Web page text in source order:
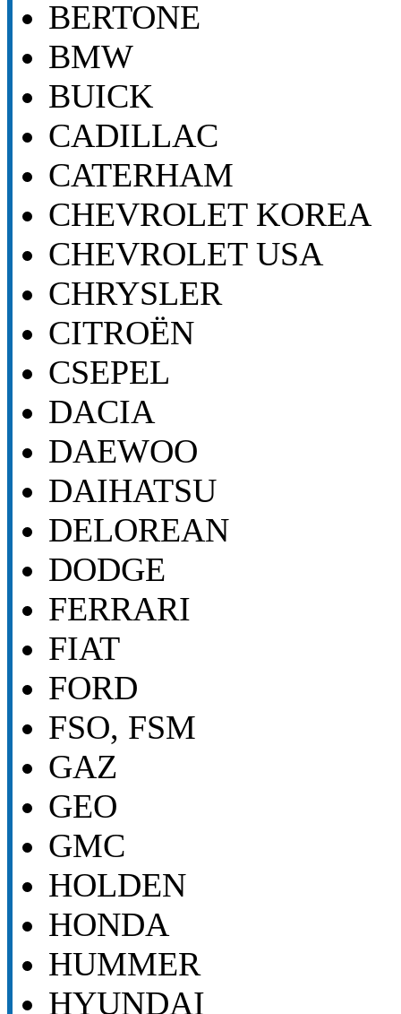
BERTONE
BMW
BUICK
CADILLAC
CATERHAM
CHEVROLET KOREA
CHEVROLET USA
CHRYSLER
CITROËN
CSEPEL
DACIA
DAEWOO
DAIHATSU
DELOREAN
DODGE
FERRARI
FIAT
FORD
FSO, FSM
GAZ
GEO
GMC
HOLDEN
HONDA
HUMMER
HYUNDAI